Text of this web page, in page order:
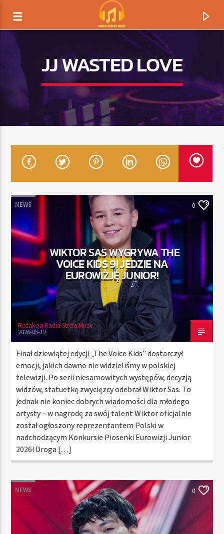
TYTUŁ
ARTYSTA
TERAZ
RADIO STREFA MUZY
00:00 21:00
JJ WASTED LOVE
NEWS 0
WIKTOR SAS WYGRYWA THE
VOICE KIDS 9! JEDZIE NA
EUROWIZJĘ JUNIOR!
Redakcja Radia Strefa Muzy
2026-05-12
Finał dziewiątej edycji „The Voice Kids” dostarczył
emocji, jakich dawno nie widzieliśmy w polskiej
telewizji. Po serii niesamowitych występów, decyzją
widzów, statuetkę zwycięzcy odebrał Wiktor Sas. To
jednak nie koniec dobrych wiadomości dla młodego
artysty – w nagrodę za swój talent Wiktor oficjalnie
został ogłoszony reprezentantem Polski w
nadchodzącym Konkursie Piosenki Eurowizji Junior
2026! Droga […]
NEWS 0